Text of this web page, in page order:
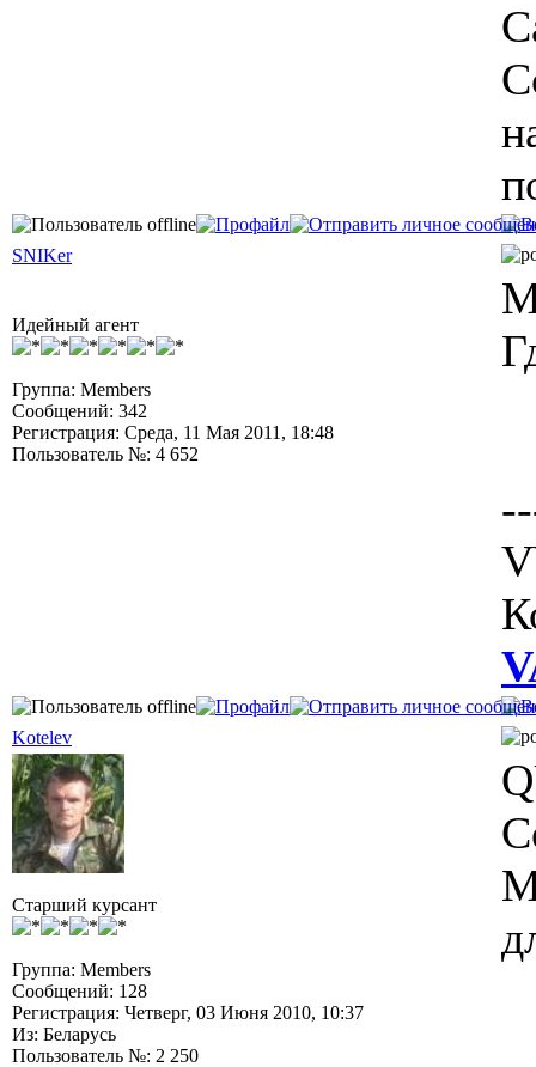
SNIKer
Идейный агент
Группа: Members
Сообщений: 342
Регистрация: Среда, 11 Мая 2011, 18:48
Пользователь №: 4 652
Kotelev
Старший курсант
Группа: Members
Сообщений: 128
Регистрация: Четверг, 03 Июня 2010, 10:37
Из: Беларусь
Пользователь №: 2 250